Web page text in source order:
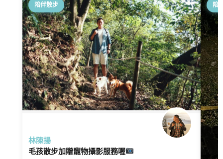
陪伴散步
林陳揚
毛孩散步加贈寵物攝影服務喔
陪